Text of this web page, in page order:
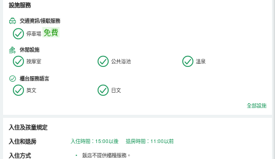
設施服務
交通資訊/接駁服務
停車場 免費
休閒設施
按摩室 公共浴池 溫泉
櫃台服務語言
英文 日文
全部設施
入住及孩童規定
入住和退房
入住時間：15:00以後 退房時間：11:00以前
入住方式 • 飯店不提供櫃檯服務。